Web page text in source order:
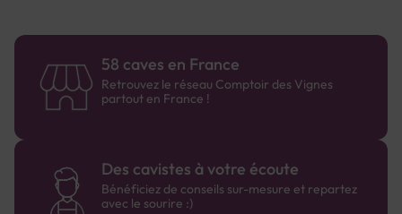
58 caves en France
Retrouvez le réseau Comptoir des Vignes
partout en France !
Des cavistes à votre écoute
Bénéficiez de conseils sur-mesure et repartez
avec le sourire :)